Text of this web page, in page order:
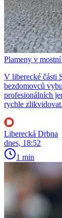
Plameny v
V liberecké části
bezdomovců
profesionálních
rychle zlikvidovat.
Liberecká Drbna
dnes, 18:52
1 min